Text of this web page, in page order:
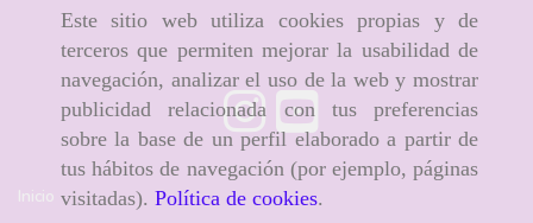
Este sitio web utiliza cookies propias y de
terceros que permiten mejorar la usabilidad de
navegación, analizar el uso de la web y mostrar
publicidad relacionada con tus preferencias
sobre la base de un perfil elaborado a partir de
tus hábitos de navegación (por ejemplo, páginas
visitadas). Política de cookies.
Inicio